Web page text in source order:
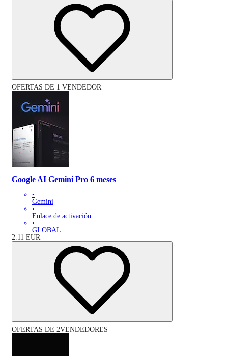
OFERTAS DE 1 VENDEDOR
Google AI Gemini Pro 6 meses
•
Gemini
•
Enlace de activación
•
GLOBAL
2.11 EUR
OFERTAS DE 2VENDEDORES